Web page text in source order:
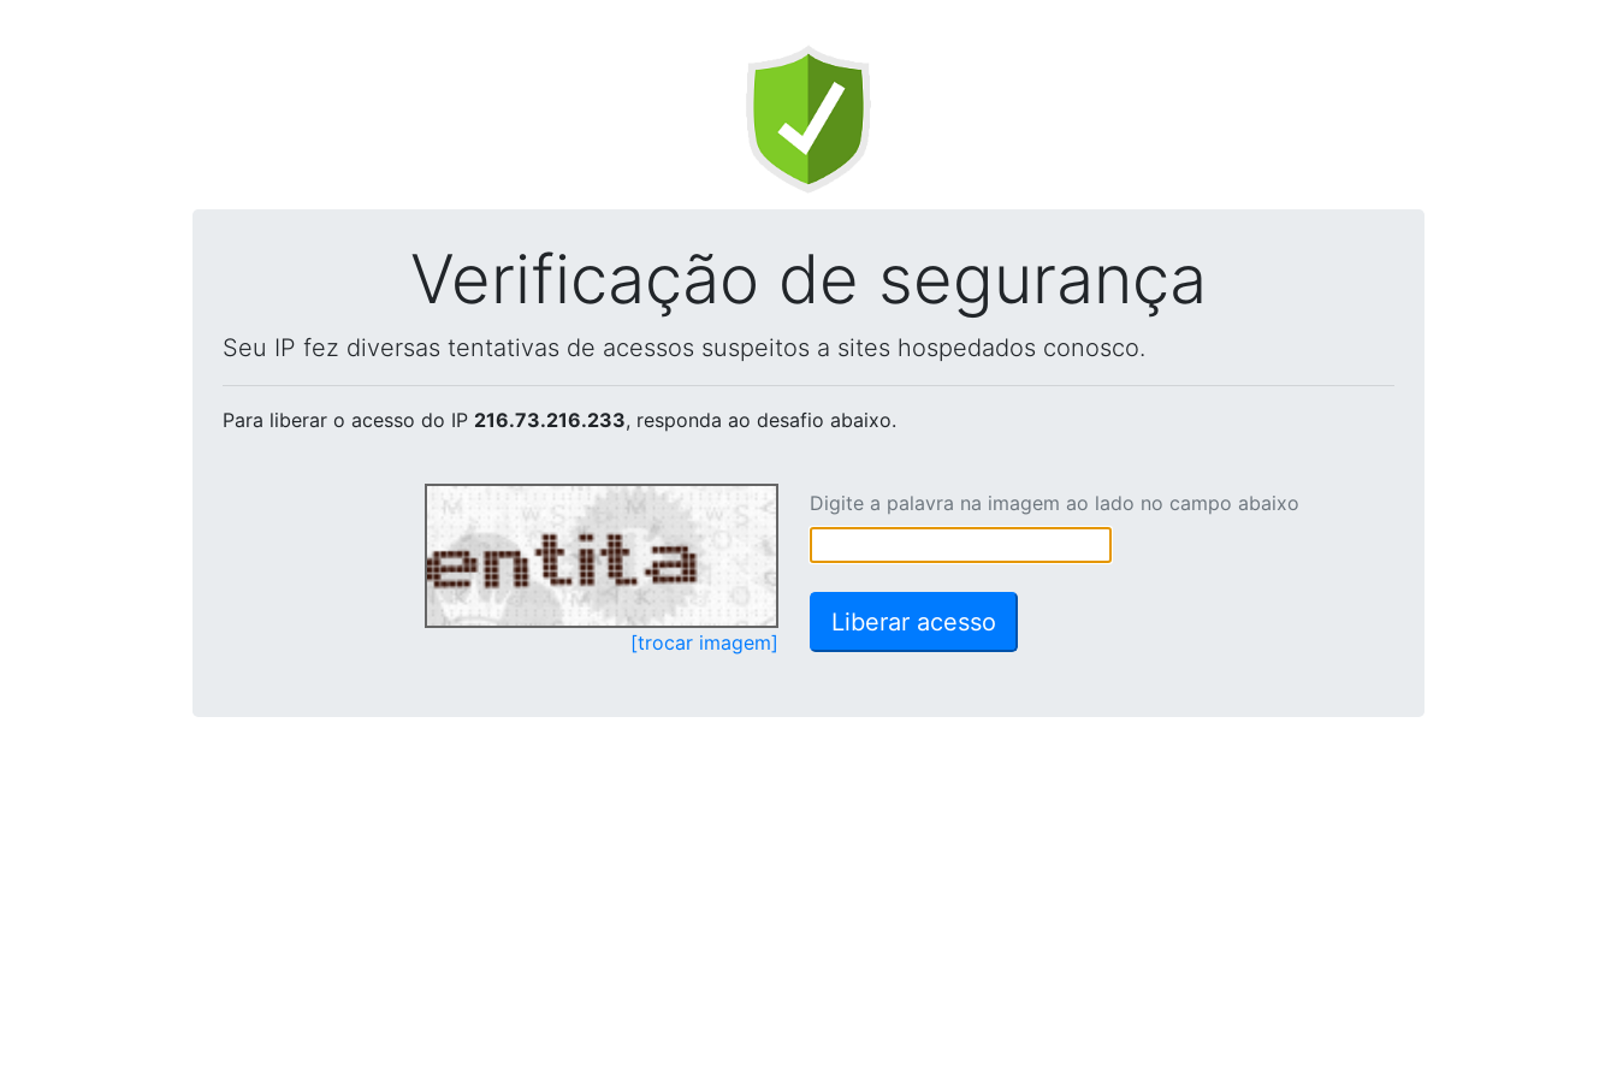
Verificação de segurança
Seu IP fez diversas tentativas de acessos suspeitos a sites hospedados conosco.
Para liberar o acesso do IP 216.73.216.233, responda ao desafio abaixo.
[trocar imagem]
Digite a palavra na imagem ao lado no campo abaixo